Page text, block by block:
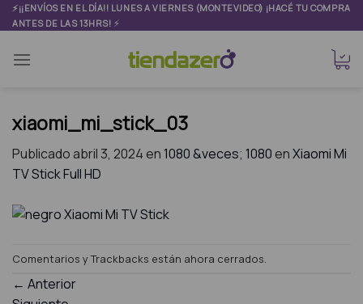
Skip
to
⚡¡¡ENVÍOS EN EL DÍA!! LUNES A VIERNES (MONTEVIDEO) ¡HACÉ TU COMPRA
ANTES DE LAS 13HRS! ⚡
xiaomi_mi_stick_03
Publicadoabril 3, 2024en1080 &veces; 1080enXiaomi Mi
TV Stick Full HD
Comentarios y Trackbacks están ahora cerrados.
← Anterior